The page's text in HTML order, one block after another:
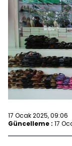
17 Ocak 2025, 09:06
Güncelleme : 17